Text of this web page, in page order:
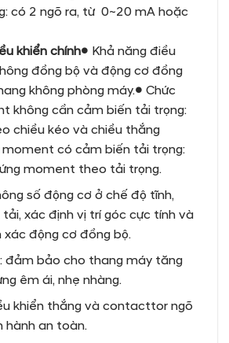
có 2 ngõ ra, từ 0~20 mA hoặc
khiển chính● Khả năng điều
đồng bộ và động cơ đồng
không phòng máy.● Chức
không cần cảm biến tải trọng:
chiều kéo và chiều thắng
moment có cảm biến tải trọng:
moment theo tải trọng.
số động cơ ở chế độ tĩnh,
xác định vị trí góc cực tính và
xác động cơ đồng bộ.
đảm bảo cho thang máy tăng
êm ái, nhẹ nhàng.
khiển thắng và contacttor ngõ
hành an toàn.